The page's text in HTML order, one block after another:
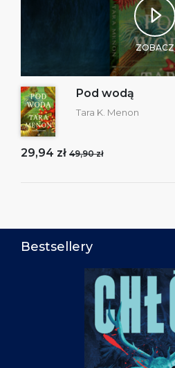
ZOBACZ
Pod wodą
Tara K. Menon
29,94 zł 49,90 zł
Bestsellery